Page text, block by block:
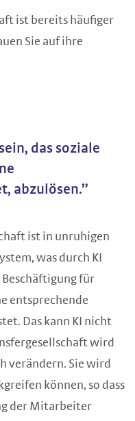
ist bereits häufiger
Sie auf ihre
das soziale
abzulösen.”
ist in unruhigen
was durch KI
für
entsprechende
Das kann KI nicht
wird
verändern. Sie wird
können, so dass
der Mitarbeiter